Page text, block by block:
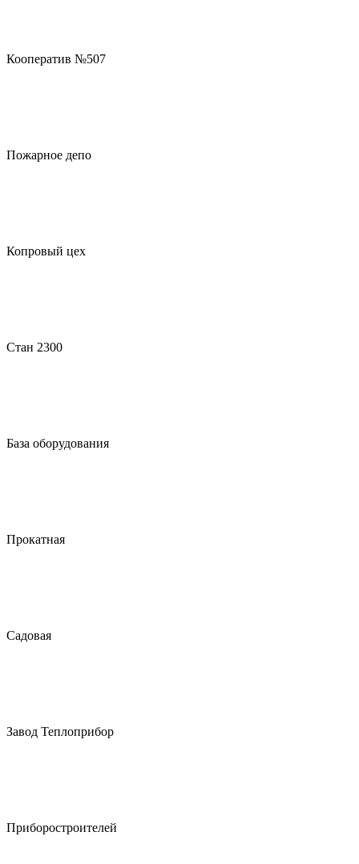
Кооператив №507
Пожарное депо
Копровый цех
Стан 2300
База оборудования
Прокатная
Садовая
Завод Теплоприбор
Приборостроителей